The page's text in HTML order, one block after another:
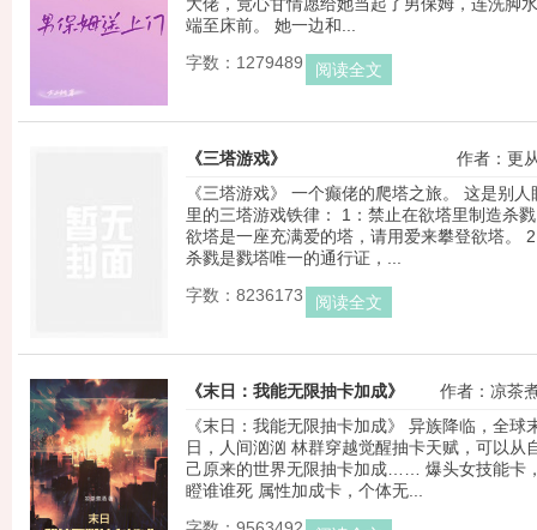
端至床前。 她一边和...
字数：1279489
阅读全文
《三塔游戏》
作者：更
《三塔游戏》 一个癫佬的爬塔之旅。 这是别人
里的三塔游戏铁律： 1：禁止在欲塔里制造杀
欲塔是一座充满爱的塔，请用爱来攀登欲塔。
杀戮是戮塔唯一的通行证，...
字数：8236173
阅读全文
《末日：我能无限抽卡加成》
作者：凉茶
《末日：我能无限抽卡加成》 异族降临，全球
日，人间汹汹 林群穿越觉醒抽卡天赋，可以从
己原来的世界无限抽卡加成…… 爆头女技能卡
瞪谁谁死 属性加成卡，个体无...